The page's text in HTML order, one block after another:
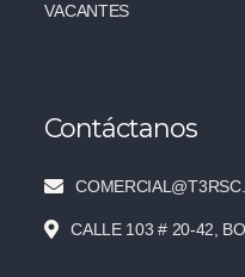
VACANTES
Contáctanos
CALLE 103 # 20-42,